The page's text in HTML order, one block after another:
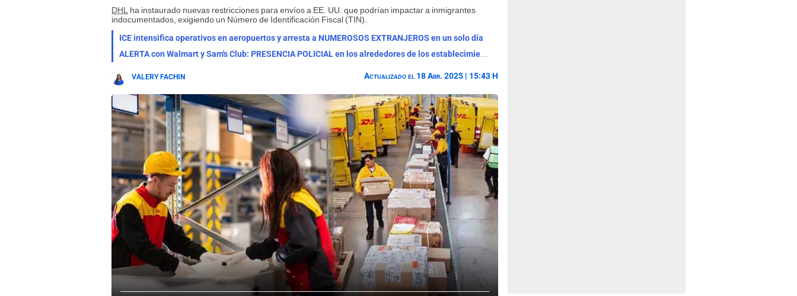
DHL ha instaurado nuevas restricciones para envíos a EE. UU. que podrían impactar a inmigrantes
indocumentados, exigiendo un Número de Identificación Fiscal (TIN).
ICE intensifica operativos en aeropuertos y arresta a NUMEROSOS EXTRANJEROS en un solo día
ALERTA con Walmart y Sam's Club: PRESENCIA POLICIAL en los alrededores de los establecimientos en esta zona
VALERY FACHIN Actualizado el 18 Abr. 2025 | 15:43 H